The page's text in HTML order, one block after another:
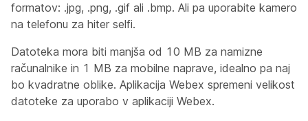
formatov: .jpg, .png, .gif ali .bmp. Ali pa uporabite kamero
na telefonu za hiter selfi.
Datoteka mora biti manjša od 10 MB za namizne
računalnike in 1 MB za mobilne naprave, idealno pa naj
bo kvadratne oblike. Aplikacija Webex spremeni velikost
datoteke za uporabo v aplikaciji Webex.